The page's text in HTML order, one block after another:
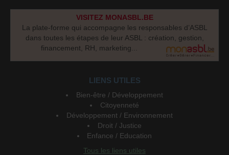
VISITEZ MONASBL.BE
La plate-forme qui accompagne les responsables d’ASBL
dans toutes les étapes de leur ASBL : création, gestion,
financement, RH, marketing...
LIENS UTILES
Bien-être / Développement
Citoyenneté
Développement / Environnement
Droit / Justice
Enfance / Education
Tous les liens utiles